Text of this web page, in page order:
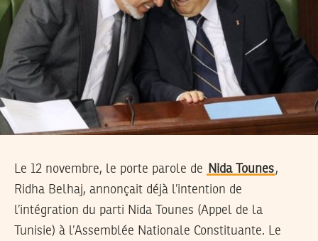
Le 12 novembre, le porte parole de Nida Tounes,
Ridha Belhaj, annonçait déjà l’intention de
l’intégration du parti Nida Tounes (Appel de la
Tunisie) à l’Assemblée Nationale Constituante. Le